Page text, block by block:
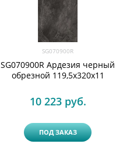
SG070900R
SG070900R Ардезия черный
обрезной 119,5x320х11
10 223 руб.
ПОД ЗАКАЗ